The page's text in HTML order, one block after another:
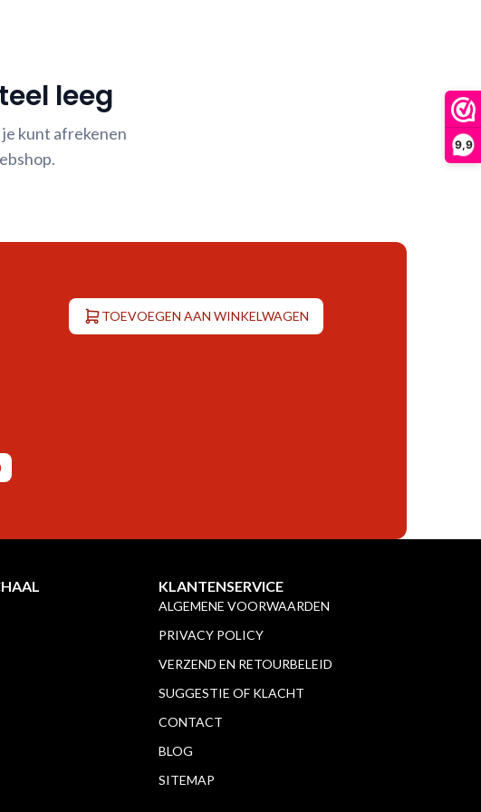
9,9
leeg
kunt afrekenen
TOEVOEGEN AAN WINKELWAGEN
KLANTENSERVICE
ALGEMENE VOORWAARDEN
PRIVACY POLICY
VERZEND EN RETOURBELEID
SUGGESTIE OF KLACHT
CONTACT
BLOG
SITEMAP